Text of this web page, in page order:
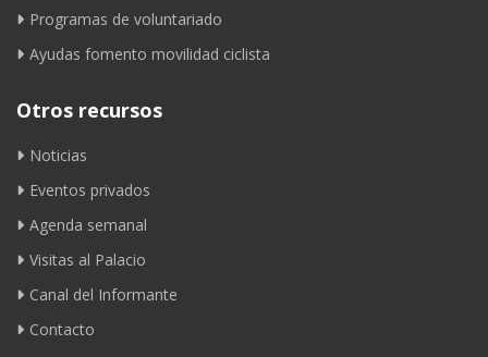
Programas de voluntariado
Ayudas fomento movilidad ciclista
Otros recursos
Noticias
Eventos privados
Agenda semanal
Visitas al Palacio
Canal del Informante
Contacto